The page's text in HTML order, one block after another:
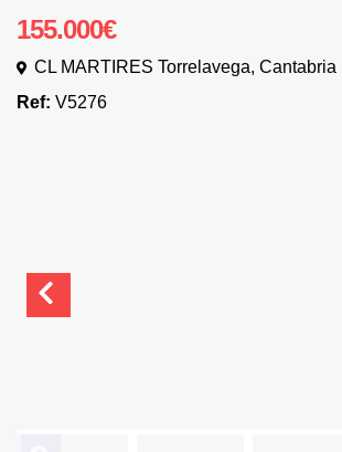
155.000€
CL MARTIRES Torrelavega, Cantabria
Ref: V5276